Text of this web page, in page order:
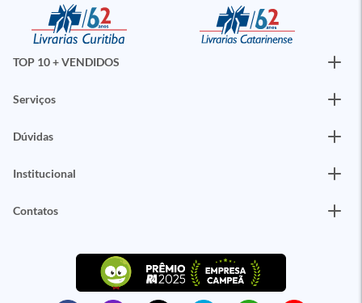
TOP 10 + VENDIDOS
Serviços
Dúvidas
Institucional
Contatos